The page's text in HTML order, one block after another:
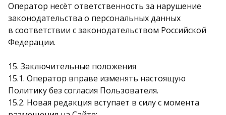
Оператор несёт ответственность за нарушение
законодательства о персональных данных
в соответствии с законодательством Российской
Федерации.
15. Заключительные положения
15.1. Оператор вправе изменять настоящую
Политику без согласия Пользователя.
15.2. Новая редакция вступает в силу с момента